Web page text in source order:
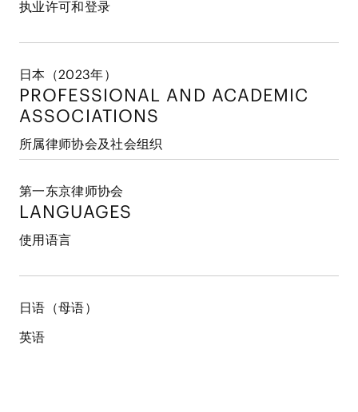
执业许可和登录
日本（2023年）
PROFESSIONAL AND ACADEMIC
ASSOCIATIONS
所属律师协会及社会组织
第一东京律师协会
LANGUAGES
使用语言
日语（母语）
英语